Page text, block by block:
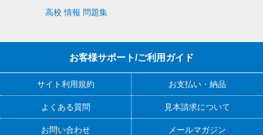
高校 情報 問題集
お客様サポート/ご利用ガイド
サイト利用規約 お支払い・納品
よくある質問 見本請求について
お問い合わせ メールマガジン